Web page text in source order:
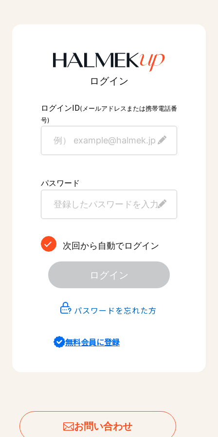
ログイン
ログインID(メールアドレスまたは携帯電話番
号)
パスワード
次回から自動でログイン
ログイン
パスワードを忘れた方
無料会員に登録
お問い合わせ